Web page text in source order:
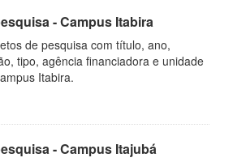
- Campus Itabira
de pesquisa com título, ano,
tipo, agência financiadora e unidade
Itabira.
- Campus Itajubá